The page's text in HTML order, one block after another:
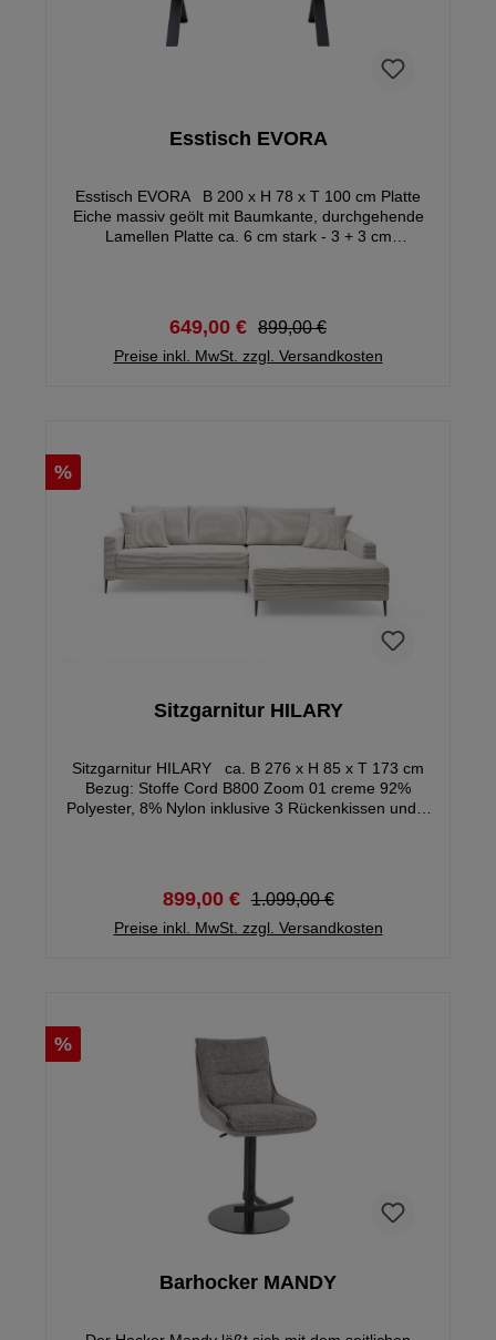
Esstisch EVORA
Esstisch EVORA B 200 x H 78 x T 100 cm Platte
Eiche massiv geölt mit Baumkante, durchgehende
Lamellen Platte ca. 6 cm stark - 3 + 3 cm
Naturprodukt und jedes Möbelstück ist ein Unikat.
Unterschiede in Farbe und Struktur sind typische
649,00 € 899,00 €
Preise inkl. MwSt. zzgl. Versandkosten
%
Sitzgarnitur HILARY
Sitzgarnitur HILARY ca. B 276 x H 85 x T 173 cm
Bezug: Stoffe Cord B800 Zoom 01 creme 92%
Polyester, 8% Nylon inklusive 3 Rückenkissen und 2
899,00 € 1.099,00 €
Preise inkl. MwSt. zzgl. Versandkosten
%
Barhocker MANDY